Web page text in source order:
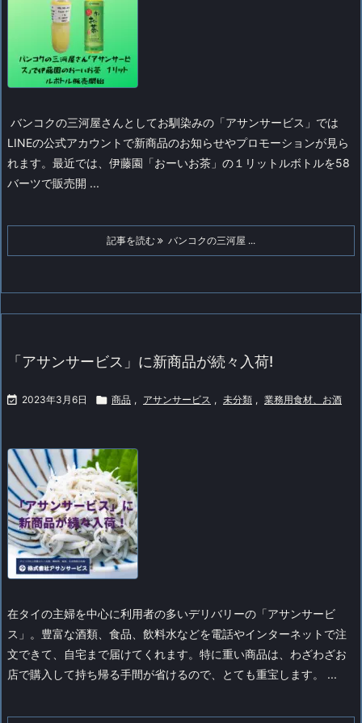
バンコクの三河屋さんとしてお馴染みの「アサンサービス」では
LINEの公式アカウントで新商品のお知らせやプロモーションが見ら
れます。 最近では、伊藤園「おーいお茶」の１リットルボトルを58
バーツで販売開 ...
記事を読む バンコクの三河屋 ...
「アサンサービス」に新商品が続々入荷!
 2023年3月6日  商品 , アサンサービス , 未分類 , 業務用食材、お酒
在タイの主婦を中心に利用者の多いデリバリーの「アサンサービ
ス」。豊富な酒類、食品、飲料水などを電話やインターネットで注
文できて、自宅まで届けてくれます。特に重い商品は、わざわざお
店で購入して持ち帰る手間が省けるので、とても重宝します。 ...